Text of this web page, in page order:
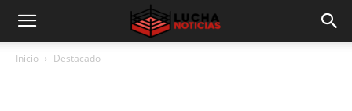
Inicio Destacado